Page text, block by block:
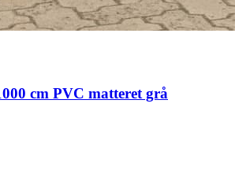
cm PVC matteret grå